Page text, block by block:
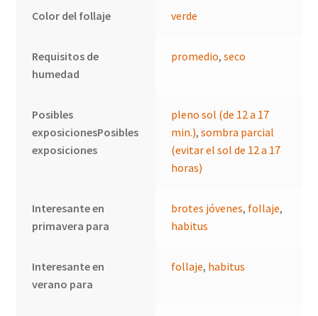
Color del follaje verde
Requisitos de
humedad
promedio,seco
Posibles
exposicionesPosibles
exposiciones
pleno sol (de 12 a 17
min.),sombra parcial
(evitar el sol de 12 a 17
horas)
Interesante en
primavera para
brotes jóvenes, follaje,
habitus
Interesante en
verano para
follaje, habitus